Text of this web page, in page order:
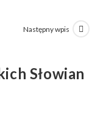
Następny wpis
Słowian